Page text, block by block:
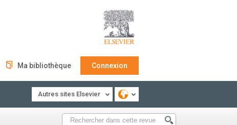
Ma bibliothèque Connexion
Autres sites Elsevier